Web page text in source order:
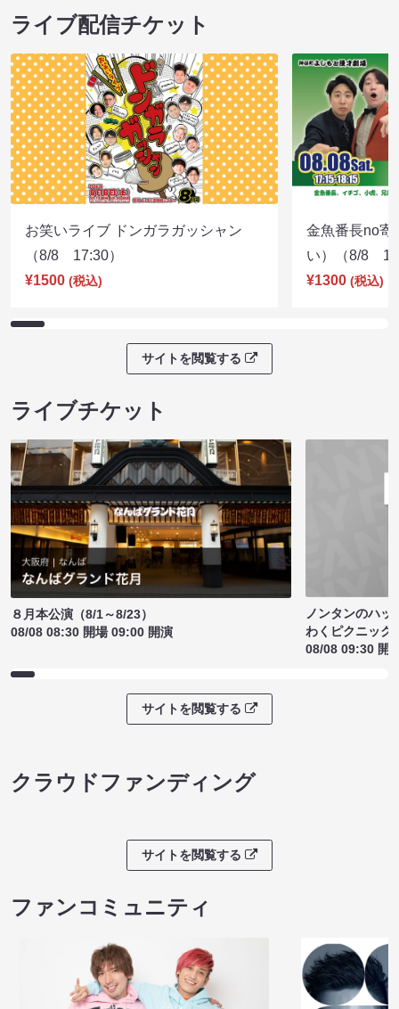
ライブ配信チケット
お笑いライブ ドンガラガッシャン
（8/8 17:30）
¥1500 (税込)
金魚番長no寄
い）（8/8
¥1300 (税込)
サイトを閲覧する
ライブチケット
８月本公演（8/1～8/23）
08/08 08:30 開場 09:00 開演
ノンタンのハッ
わくピクニック
08/08 09:30 開
サイトを閲覧する
クラウドファンディング
サイトを閲覧する
ファンコミュニティ